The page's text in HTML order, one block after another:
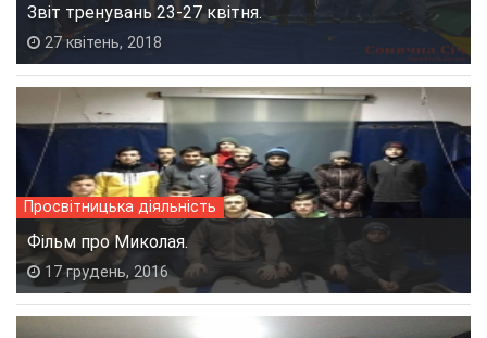
Звіт тренувань 23-27 квітня.
27 квітень, 2018
Просвітницька діяльність
Фільм про Миколая.
17 грудень, 2016